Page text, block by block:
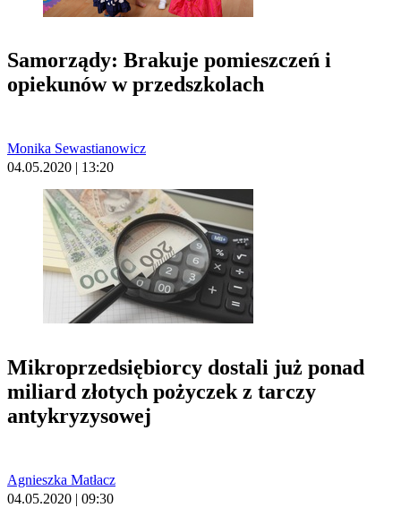
Samorządy: Brakuje pomieszczeń i
opiekunów w przedszkolach
Monika Sewastianowicz
04.05.2020 | 13:20
Mikroprzedsiębiorcy dostali już ponad
miliard złotych pożyczek z tarczy
antykryzysowej
Agnieszka Matłacz
04.05.2020 | 09:30